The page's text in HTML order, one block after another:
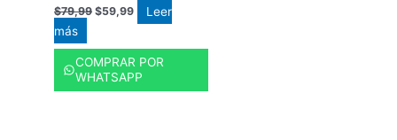
$79,99 $59,99
Leer
más
COMPRAR POR
WHATSAPP